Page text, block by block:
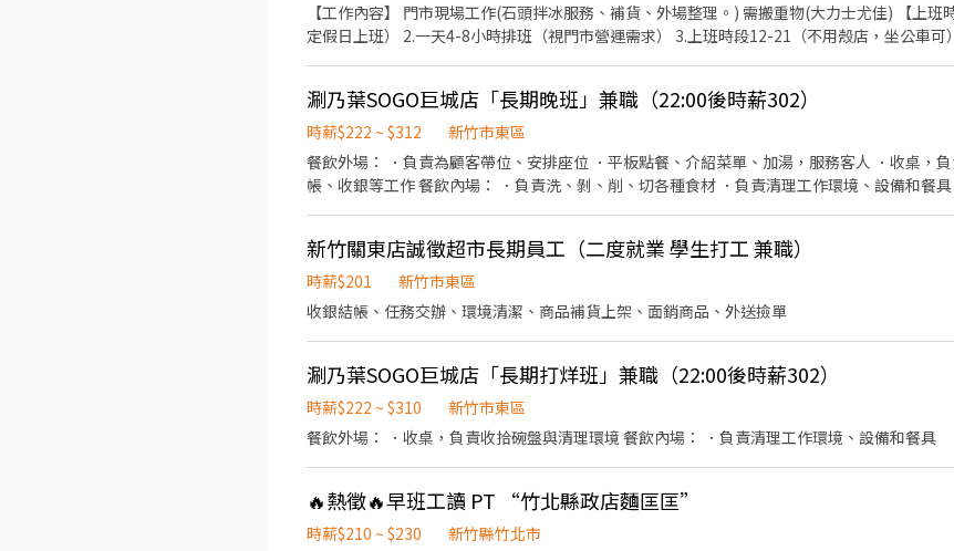
【工作內容】 門市現場工作(石頭拌冰服務、補貨、外場整理。) 需搬重物(大力士尤佳) 【上班時數】 1.假日排班（週六週日、國
定假日上班） 2.一天4-8小時排班（視門市營運需求） 3.上班時段12-21（不用殼店，坐公車可
訓課程) 【福利】 我們會依公司的經營成果，規劃員工福利讓夥伴和公司一起成長 1.保險制度：勞保、健保、團保(意外險)、職
災保險、退休金提撥6% 2.休假制度：特休假、育嬰假、陪產假、家庭照顧假、生理假等等 3.健
人員體檢) 4.其他：上班免費享用冰淇淋、員工折扣、生日福利、三節禮金(品)、福委會福利
涮乃葉SOGO巨城店「長期晚班」兼職（22:00後時薪302）
時薪$222 ~ $312
新竹市東區
餐飲外場： ．負責為顧客帶位、安排座位 ．平板點餐、介紹菜單、加湯，服務客人 ．收桌，
帳、收銀等工作 餐飲內場： ．負責洗、剝、削、切各種食材 ．負責清理工作環境、設備和餐
新竹關東店誠徵超市長期員工（二度就業 學生打工 兼職）
時薪$201
新竹市東區
收銀結帳、任務交辦、環境清潔、商品補貨上架、面銷商品、外送撿單
涮乃葉SOGO巨城店「長期打烊班」兼職（22:00後時薪302）
時薪$222 ~ $310
新竹市東區
餐飲外場： ．收桌，負責收拾碗盤與清理環境 餐飲內場： ．負責清理工作環境、設備和餐具
🔥熱徵🔥早班工讀 PT “竹北縣政店麵匡匡”
時薪$210 ~ $230
新竹縣竹北市